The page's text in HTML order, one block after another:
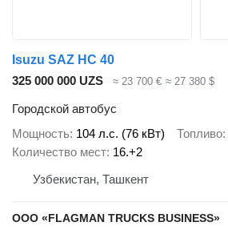
Isuzu SAZ HC 40
325 000 000 UZS
≈ 23 700 € ≈ 27 380 $
Городской автобус
Мощность 104 л.с. (76 кВт) Топливо
Количество мест 16.+2
Узбекистан, Ташкент
ООО «FLAGMAN TRUCKS BUSINESS»